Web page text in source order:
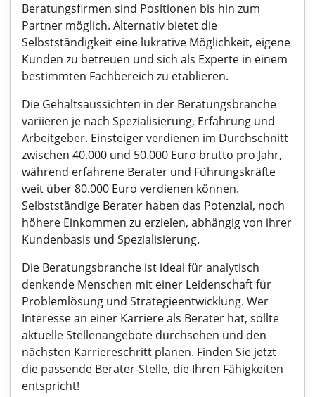
Beratungsfirmen sind Positionen bis hin zum
Partner möglich. Alternativ bietet die
Selbstständigkeit eine lukrative Möglichkeit, eigene
Kunden zu betreuen und sich als Experte in einem
bestimmten Fachbereich zu etablieren.
Die Gehaltsaussichten in der Beratungsbranche
variieren je nach Spezialisierung, Erfahrung und
Arbeitgeber. Einsteiger verdienen im Durchschnitt
zwischen 40.000 und 50.000 Euro brutto pro Jahr,
während erfahrene Berater und Führungskräfte
weit über 80.000 Euro verdienen können.
Selbstständige Berater haben das Potenzial, noch
höhere Einkommen zu erzielen, abhängig von ihrer
Kundenbasis und Spezialisierung.
Die Beratungsbranche ist ideal für analytisch
denkende Menschen mit einer Leidenschaft für
Problemlösung und Strategieentwicklung. Wer
Interesse an einer Karriere als Berater hat, sollte
aktuelle Stellenangebote durchsehen und den
nächsten Karriereschritt planen. Finden Sie jetzt
die passende Berater-Stelle, die Ihren Fähigkeiten
entspricht!